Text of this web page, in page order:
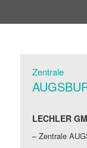
Zentrale
LECHLER
– Zentrale